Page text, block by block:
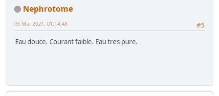
Nephrotome
#5
05 Mai 2021, 01:14:48
Eau douce. Courant faible. Eau tres pure.